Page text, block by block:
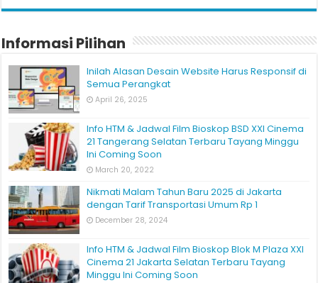
Informasi Pilihan
Inilah Alasan Desain Website Harus Responsif di
Semua Perangkat
April 26, 2025
Info HTM & Jadwal Film Bioskop BSD XXI Cinema
21 Tangerang Selatan Terbaru Tayang Minggu
Ini Coming Soon
March 20, 2022
Nikmati Malam Tahun Baru 2025 di Jakarta
dengan Tarif Transportasi Umum Rp 1
December 28, 2024
Info HTM & Jadwal Film Bioskop Blok M Plaza XXI
Cinema 21 Jakarta Selatan Terbaru Tayang
Minggu Ini Coming Soon